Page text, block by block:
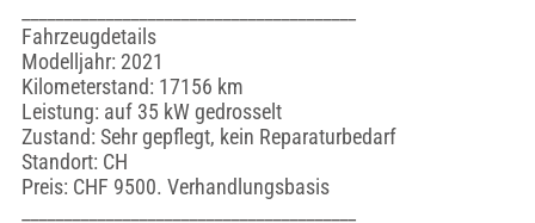
Fahrzeugdetails
Modelljahr: 2021
Kilometerstand: 17156 km
Leistung: auf 35 kW gedrosselt
Zustand: Sehr gepflegt, kein Reparaturbedarf
Standort: CH
Preis: CHF 9500. Verhandlungsbasis